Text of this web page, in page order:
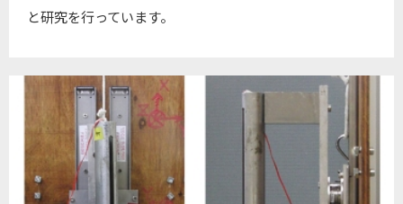
と研究を行っています。